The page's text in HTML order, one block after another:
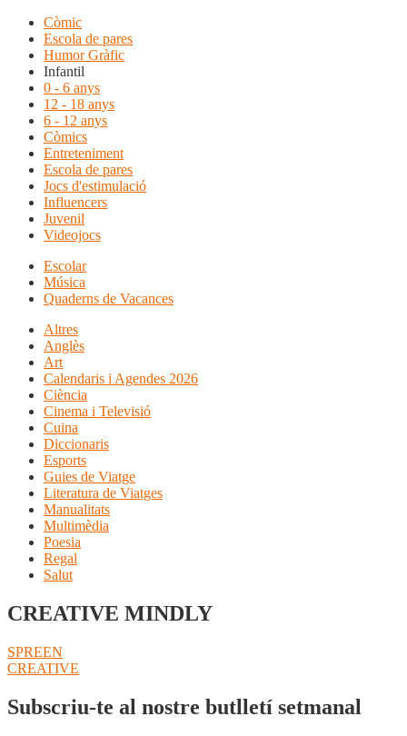
Còmic
Escola de pares
Humor Gràfic
Infantil
0 - 6 anys
12 - 18 anys
6 - 12 anys
Còmics
Entreteniment
Escola de pares
Jocs d'estimulació
Influencers
Juvenil
Videojocs
Escolar
Música
Quaderns de Vacances
Altres
Anglès
Art
Calendaris i Agendes 2026
Ciència
Cinema i Televisió
Cuina
Diccionaris
Esports
Guies de Viatge
Literatura de Viatges
Manualitats
Multimèdia
Poesia
Regal
Salut
CREATIVE MINDLY
Navegació
d'entrades
Entrada
anterior:
SPREEN
Pròxima
CREATIVE
Subscriu-te al nostre butlletí setmanal